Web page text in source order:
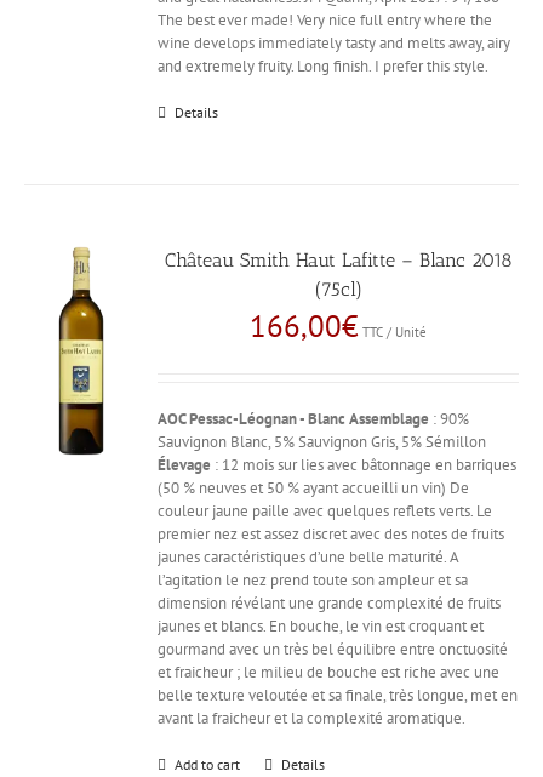
The best ever made! Very nice full entry where the
wine develops immediately tasty and melts away, airy
and extremely fruity. Long finish. I prefer this style.
Details
Château Smith Haut Lafitte – Blanc 2018
(75cl)
166,00€ TTC / Unité
AOC Pessac-Léognan - Blanc Assemblage : 90%
Sauvignon Blanc, 5% Sauvignon Gris, 5% Sémillon
Élevage : 12 mois sur lies avec bâtonnage en barriques
(50 % neuves et 50 % ayant accueilli un vin) De
couleur jaune paille avec quelques reflets verts. Le
premier nez est assez discret avec des notes de fruits
jaunes caractéristiques d’une belle maturité. A
l’agitation le nez prend toute son ampleur et sa
dimension révélant une grande complexité de fruits
jaunes et blancs. En bouche, le vin est croquant et
gourmand avec un très bel équilibre entre onctuosité
et fraicheur ; le milieu de bouche est riche avec une
belle texture veloutée et sa finale, très longue, met en
avant la fraicheur et la complexité aromatique.
Add to cart Details